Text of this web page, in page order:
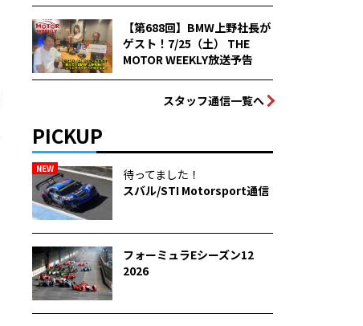
【第688回】BMW上野社長が
ゲスト！7/25（土） THE
MOTOR WEEKLY放送予告
スタッフ通信一覧へ
PICKUP
NEW
待ってました！
スバル/STI Motorsport通信
フォーミュラEシーズン12
2026